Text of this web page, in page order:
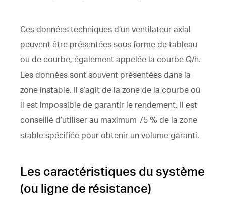
Ces données techniques d’un ventilateur axial
peuvent être présentées sous forme de tableau
ou de courbe, également appelée la courbe Q/h.
Les données sont souvent présentées dans la
zone instable. Il s’agit de la zone de la courbe où
il est impossible de garantir le rendement. Il est
conseillé d’utiliser au maximum 75 % de la zone
stable spécifiée pour obtenir un volume garanti.
Les caractéristiques du système
(ou ligne de résistance)